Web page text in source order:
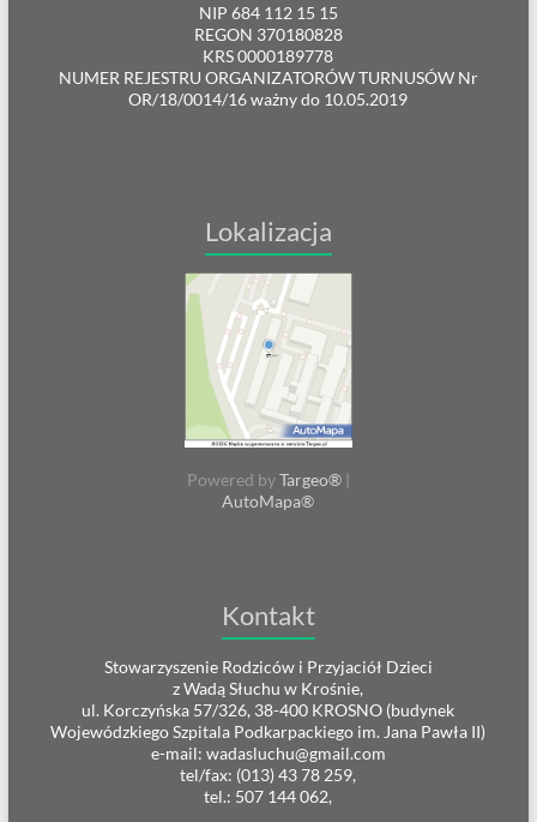
NIP 684 112 15 15
REGON 370180828
KRS 0000189778
NUMER REJESTRU ORGANIZATORÓW TURNUSÓW Nr
OR/18/0014/16 ważny do 10.05.2019
Lokalizacja
Powered byTargeo®|
AutoMapa®
Kontakt
Stowarzyszenie Rodziców i Przyjaciół Dzieci
z Wadą Słuchu w Krośnie,
ul. Korczyńska 57/326, 38-400 KROSNO (budynek
Wojewódzkiego Szpitala Podkarpackiego im. Jana Pawła II)
e-mail: wadasluchu@gmail.com
tel/fax: (013) 43 78 259,
tel.: 507 144 062,